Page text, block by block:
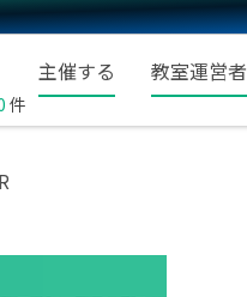
件
主催する 教室運営